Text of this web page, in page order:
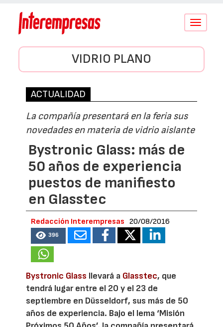
Conmutar
VIDRIO PLANO
ACTUALIDAD
La compañía presentará en la feria sus
novedades en materia de vidrio aislante
Bystronic Glass: más de
50 años de experiencia
puestos de manifiesto
en Glasstec
Redacción Interempresas 20/08/2016
396
Bystronic Glass llevará a Glasstec, que
tendrá lugar entre el 20 y el 23 de
septiembre en Düsseldorf, sus más de 50
años de experiencia. Bajo el lema ‘Misión